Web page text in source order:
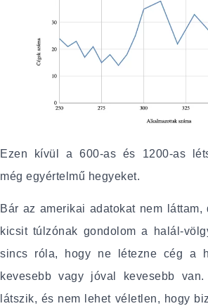
Ezen kívül a 600-as és 1200-as
még egyértelmű hegyeket.
Bár az amerikai adatokat nem
kicsit túlzónak gondolom a halál-
sincs róla, hogy ne létezne cég a
kevesebb vagy jóval kevesebb
látszik, és nem lehet véletlen, hogy